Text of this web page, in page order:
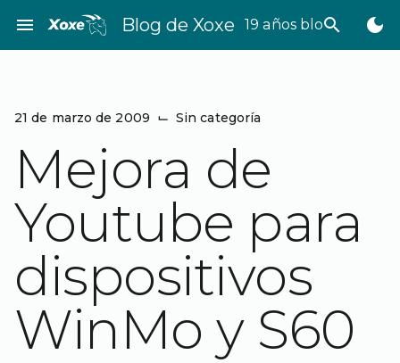
contenido
menu Blog de Xoxe 19 años bloggeando
search dark_mode
21 de marzo de 2009 ⌙ Sin categoría
Mejora de
Youtube para
dispositivos
WinMo y S60